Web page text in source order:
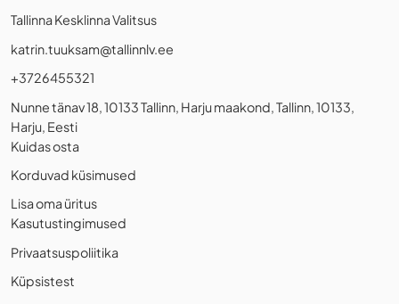
Tallinna Kesklinna Valitsus
katrin.tuuksam@tallinnlv.ee
+3726455321
Nunne tänav 18, 10133 Tallinn, Harju maakond, Tallinn, 10133,
Harju, Eesti
Kuidas osta
Korduvad küsimused
Lisa oma üritus
Kasutustingimused
Privaatsuspoliitika
Küpsistest